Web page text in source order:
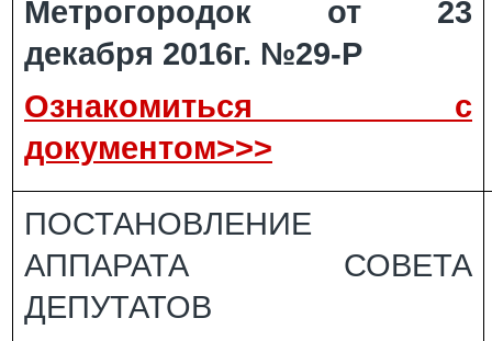
Метрогородок от 23
декабря 2016г. №29-Р
Ознакомиться с
документом>>>
ПОСТАНОВЛЕНИЕ
АППАРАТА СОВЕТА
ДЕПУТАТОВ